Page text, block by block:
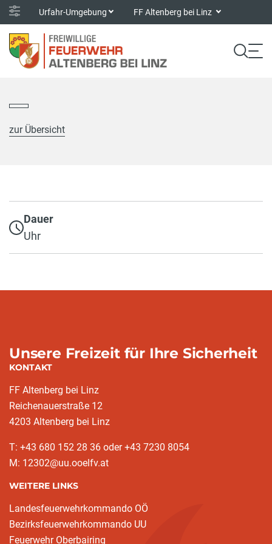
Urfahr-Umgebung FF Altenberg bei Linz
zur Übersicht
Dauer
Uhr
Unsere Freizeit für Ihre Sicherheit
KONTAKT
FF Altenberg bei Linz
Reichenauerstraße 12
4203 Altenberg bei Linz
T: +43 680 152 28 36 oder +43 7230 8054
M: 12302@uu.ooelfv.at
WEITERE LINKS
Landesfeuerwehrkommando OÖ
Bezirksfeuerwehrkommando UU
Feuerwehr Oberbairing